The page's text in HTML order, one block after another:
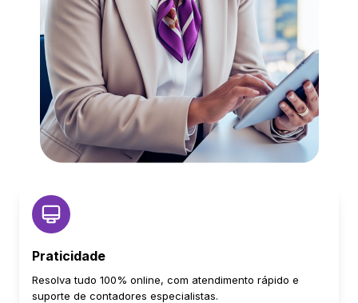
Praticidade
Resolva tudo 100% online, com atendimento rápido e
suporte de contadores especialistas.